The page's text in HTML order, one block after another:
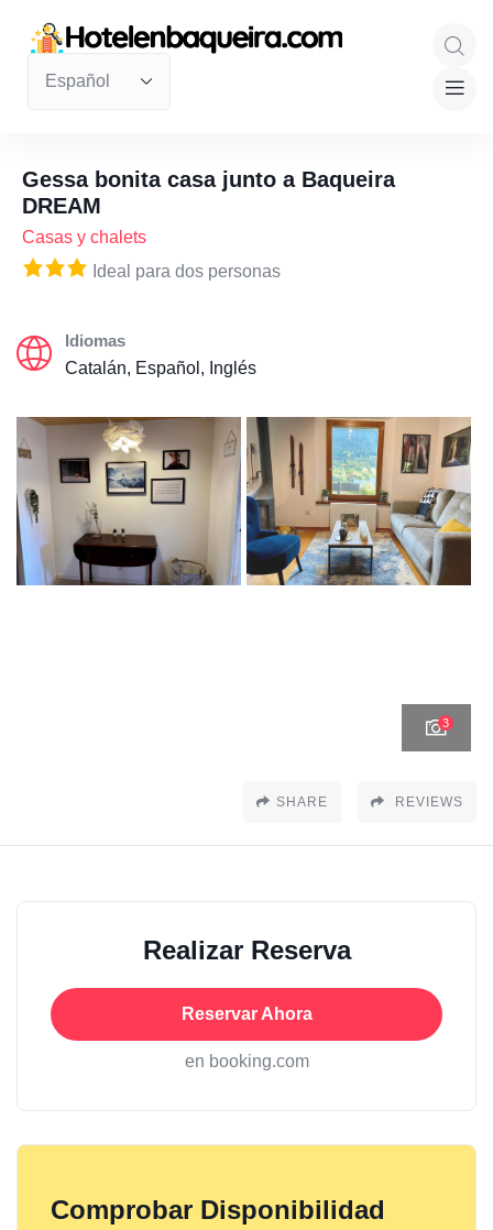
Gessa bonita casa junto a Baqueira
DREAM
Casas y chalets
Ideal para dos personas
Idiomas
Catalán, Español, Inglés
3
SHARE REVIEWS
Realizar Reserva
Reservar Ahora
en booking.com
Comprobar Disponibilidad